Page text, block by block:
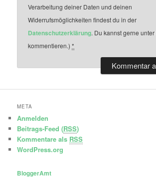
Verarbeitung deiner Daten und deinen
Widerrufsmöglichkeiten findest du in der
Datenschutzerklärung. Du kannst gerne
kommentieren.)*
META
Anmelden
Beitrags-Feed (RSS)
Kommentare als RSS
WordPress.org
BloggerAmt